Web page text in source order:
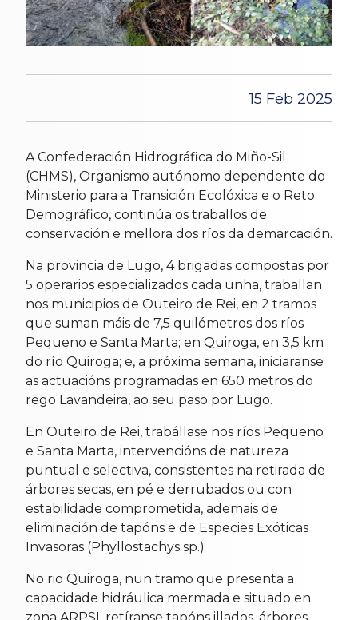
15 Feb 2025
A Confederación Hidrográfica do Miño-Sil
(CHMS), Organismo autónomo dependente do
Ministerio para a Transición Ecolóxica e o Reto
Demográfico, continúa os traballos de
conservación e mellora dos ríos da demarcación.
Na provincia de Lugo, 4 brigadas compostas por
5 operarios especializados cada unha, traballan
nos municipios de Outeiro de Rei, en 2 tramos
que suman máis de 7,5 quilómetros dos ríos
Pequeno e Santa Marta; en Quiroga, en 3,5 km
do río Quiroga; e, a próxima semana, iniciaranse
as actuacións programadas en 650 metros do
rego Lavandeira, ao seu paso por Lugo.
En Outeiro de Rei, trabállase nos ríos Pequeno
e Santa Marta, intervencións de natureza
puntual e selectiva, consistentes na retirada de
árbores secas, en pé e derrubados ou con
estabilidade comprometida, ademais de
eliminación de tapóns e de Especies Exóticas
Invasoras (Phyllostachys sp.)
No rio Quiroga, nun tramo que presenta a
capacidade hidráulica mermada e situado en
zona ARPSI, retíranse tapóns illados, árbores